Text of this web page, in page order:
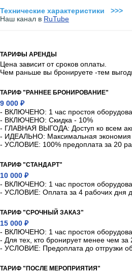
Технические характеристики >>>
Наш канал в RuTube
ТАРИФЫ АРЕНДЫ
Цена зависит от сроков оплаты.
Чем раньше вы бронируете -тем
ТАРИФ "РАННЕЕ БРОНИРОВАНИЕ"
9 000 ₽
- ВКЛЮЧЕНО: 1 час простоя
- ВКЛЮЧЕНО: Скидка - 10%
- ГЛАВНАЯ ВЫГОДА: Доступ ко всем
- ИДЕАЛЬНО: Максимальная экономия
- УСЛОВИЕ: 100% предоплата за 20
ТАРИФ "СТАНДАРТ"
10 000 ₽
- ВКЛЮЧЕНО: 1 час простоя
- УСЛОВИЕ: Оплата за 4 рабочих дня
ТАРИФ "СРОЧНЫЙ ЗАКАЗ"
15 000 ₽
- ВКЛЮЧЕНО: 1 час простоя
- Для тех, кто бронирует менее чем
- УСЛОВИЕ: Предоплата до отгрузки
ТАРИФ "ПОСЛЕ МЕРОПРИЯТИЯ"